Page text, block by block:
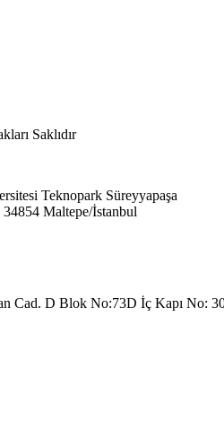
Saklıdır
Teknopark Süreyyapaşa
Maltepe/İstanbul
Cad. D Blok No:73D İç Kapı No: